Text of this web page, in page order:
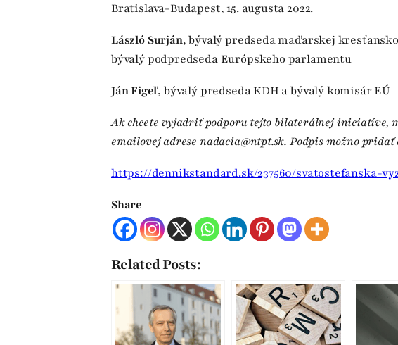
Bratislava-Budapest, 15. augusta 2022.
László Surján, bývalý predseda maďarskej
bývalý podpredseda Európskeho parlamentu
Ján Figeľ, bývalý predseda KDH a bývalý komisár EÚ
Ak chcete vyjadriť podporu tejto bilaterálnej iniciatíve,
emailovej adrese nadacia@ntpt.sk. Podpis možno pridať
https://dennikstandard.sk/237560/svatostefanska-
Share
Related Posts: